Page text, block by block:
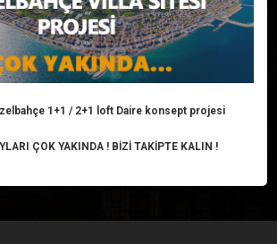
KÖTÜ
HABER!
1+1 / 2+1 loft Daire konsept projesi
ÇOK YAKINDA ! BİZİ TAKİPTE KALIN !